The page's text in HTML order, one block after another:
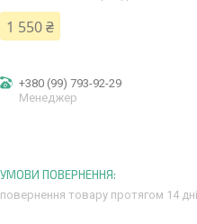
1 550 ₴
+380 (99) 793-92-29
Менеджер
повернення товару протягом 14